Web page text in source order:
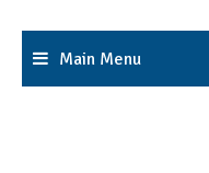
Main Menu